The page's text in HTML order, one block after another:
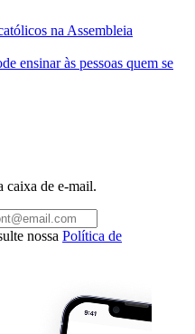
na Assembleia
ensinar às pessoas quem se
caixa de e-mail.
nossa Política de